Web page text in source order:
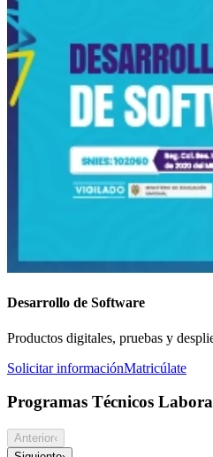
Desarrollo de Software
Productos digitales, pruebas y
Solicitar informaciónMatricúlate
Programas Técnicos
Anterior‹